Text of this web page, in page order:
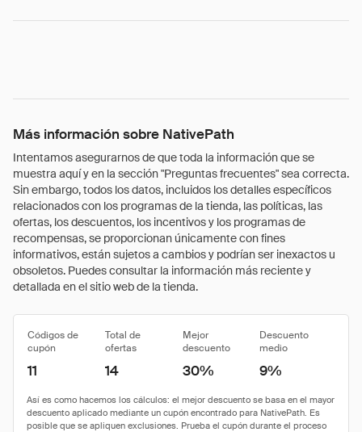
Más información sobre NativePath
Intentamos asegurarnos de que toda la información que se
muestra aquí y en la sección "Preguntas frecuentes" sea correcta.
Sin embargo, todos los datos, incluidos los detalles específicos
relacionados con los programas de la tienda, las políticas, las
ofertas, los descuentos, los incentivos y los programas de
recompensas, se proporcionan únicamente con fines
informativos, están sujetos a cambios y podrían ser inexactos u
obsoletos. Puedes consultar la información más reciente y
detallada en el sitio web de la tienda.
Códigos de
cupón
Total de
ofertas
Mejor
descuento
Descuento
medio
11 14 30% 9%